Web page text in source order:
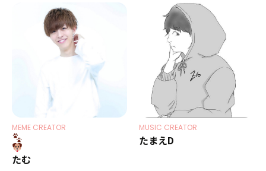
たむ
MEME CREATOR
たまえD
MUSIC CREATOR